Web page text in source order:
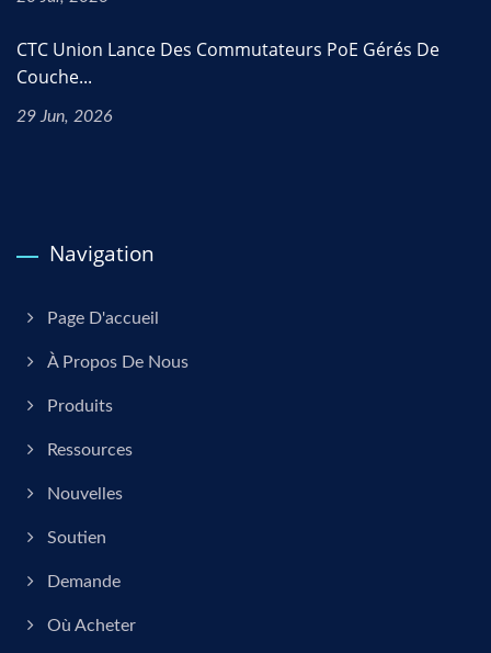
CTC Union Lance Des Commutateurs PoE Gérés De
Couche...
29 Jun, 2026
Navigation
Page D'accueil
À Propos De Nous
Produits
Ressources
Nouvelles
Soutien
Demande
Où Acheter